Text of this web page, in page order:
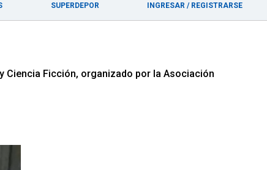
SUPERDEPOR INGRESAR / REGISTRARSE
Ciencia Ficción, organizado por la Asociación